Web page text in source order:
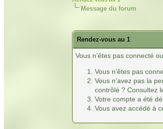
Message du forum
Rendez-vous au 1
Vous n’êtes pas connecté
Vous n’êtes pas
Vous n’avez pas la
contrôlé ? Consultez
Votre compte a été
Vous avez accédé à